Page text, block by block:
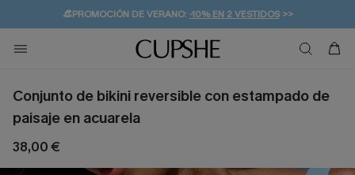
👒PROMOCIÓN DE VERANO:-10% EN 2 VESTIDOS>>
💌¡SUSCRIBIRSE & GANAR -10% EXTRA!
🚚ENVÍO GRATUITO A PARTIR DE 49 € >>
Conjunto de bikini reversible con estampado de
paisaje en acuarela
38,00 €